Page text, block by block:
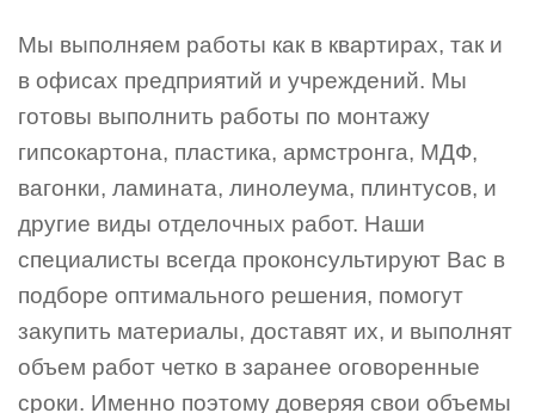
Мы выполняем работы как в квартирах, так и
в офисах предприятий и учреждений. Мы
готовы выполнить работы по монтажу
гипсокартона, пластика, армстронга, МДФ,
вагонки, ламината, линолеума, плинтусов, и
другие виды отделочных работ. Наши
специалисты всегда проконсультируют Вас в
подборе оптимального решения, помогут
закупить материалы, доставят их, и выполнят
объем работ четко в заранее оговоренные
сроки. Именно поэтому доверяя свои объемы